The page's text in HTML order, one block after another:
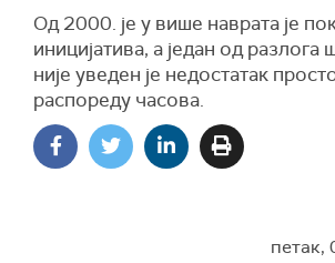
Од 2000. је у више наврата је
иницијатива, а један од разлога
није уведен је недостатак
распореду часова.
петак,